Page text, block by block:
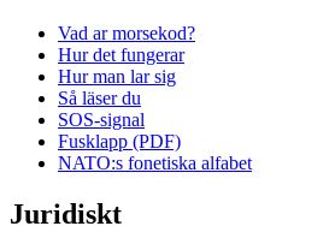
Vad ar morsekod?
Hur det fungerar
Hur man lar sig
Så läser du
SOS-signal
Fusklapp (PDF)
NATO:s fonetiska alfabet
Juridiskt